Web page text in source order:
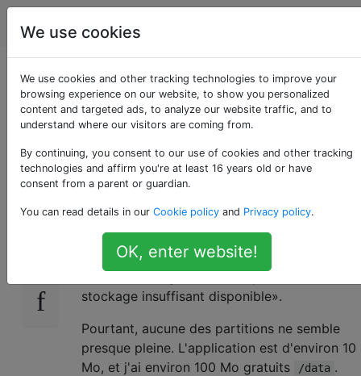
Android
«Stockage insuffisant
disponible».
D'accord, mais où?
15
Lorsque je mets à niveau une application
Android à partir de Google Play, elle est
téléchargée, puis la mise à niveau s'arrête
avec le message «Erreur: espace de
stockage insuffisant disponible».
Pourtant, aucune des partitions ne semble
presque pleine. L'application est d'environ 10
Mo, et j'ai environ 100 Mo gratuits
/data .
We use cookies
We use cookies and other tracking technologies to improve your
browsing experience on our website, to show you personalized
content and targeted ads, to analyze our website traffic, and to
understand where our visitors are coming from.
By continuing, you consent to our use of cookies and other tracking
technologies and affirm you're at least 16 years old or have
consent from a parent or guardian.
You can read details in our Cookie policy and Privacy policy.
OK, enter website!